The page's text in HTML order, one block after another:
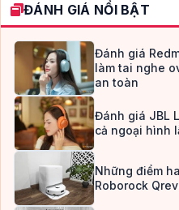
ĐÁNH GIÁ NỔI BẬT
Đánh giá
làm tai nghe
an toàn
Đánh giá JBL
cả ngoại hình
Những điểm
Roborock